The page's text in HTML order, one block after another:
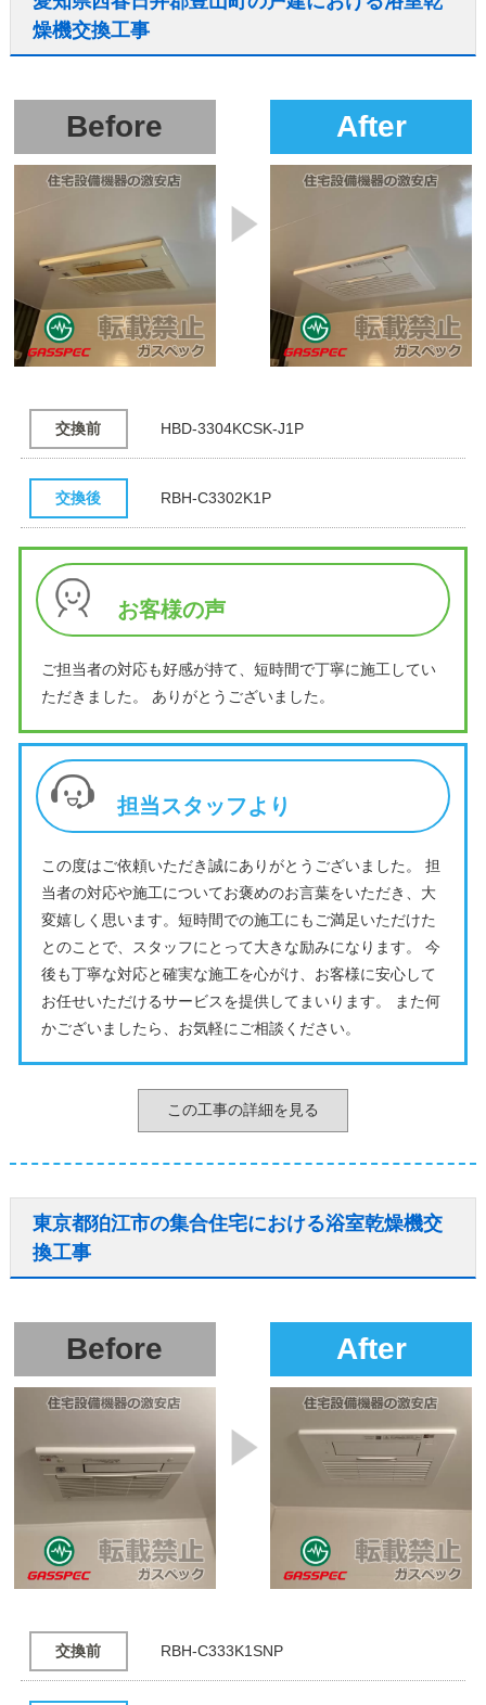
燥機交換工事
Before After
交換前 HBD-3304KCSK-J1P
交換後 RBH-C3302K1P
お客様の声
ご担当者の対応も好感が持て、短時間で丁寧に施工してい
ただきました。 ありがとうございました。
担当スタッフより
この度はご依頼いただき誠にありがとうございました。 担
当者の対応や施工についてお褒めのお言葉をいただき、大
変嬉しく思います。短時間での施工にもご満足いただけた
とのことで、スタッフにとって大きな励みになります。 今
後も丁寧な対応と確実な施工を心がけ、お客様に安心して
お任せいただけるサービスを提供してまいります。 また何
かございましたら、お気軽にご相談ください。
この工事の詳細を見る
東京都狛江市の集合住宅における浴室乾燥機交
換工事
Before After
交換前 RBH-C333K1SNP